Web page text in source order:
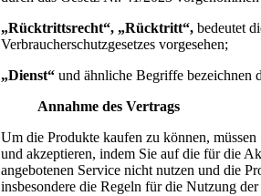
„Rücktrittsrecht“, „Rücktritt“, bedeutet
Verbraucherschutzgesetzes vorgesehen;
„Dienst“ und ähnliche Begriffe bezeichnen
Annahme des Vertrags
Um die Produkte kaufen zu können,
und akzeptieren, indem Sie auf die für die
angebotenen Service nicht nutzen und die
insbesondere die Regeln für die Nutzung